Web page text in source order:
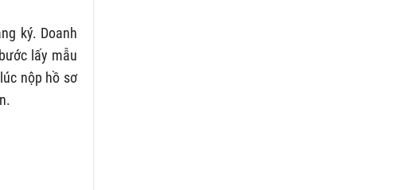
ký. Doanh
lấy mẫu
nộp hồ sơ